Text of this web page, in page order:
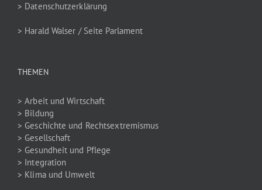
> Datenschutzerklärung
> Harald Walser / Seite Parlament
THEMEN
> Arbeit und Wirtschaft
> Bildung
> Geschichte und Rechtsextremismus
> Gesellschaft
> Gesundheit und Pflege
> Integration
> Klima und Umwelt